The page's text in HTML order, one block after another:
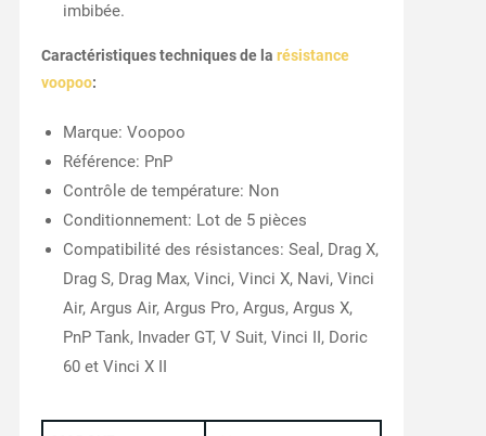
imbibée.
Caractéristiques techniques de la résistance
voopoo:
Marque: Voopoo
Référence: PnP
Contrôle de température: Non
Conditionnement: Lot de 5 pièces
Compatibilité des résistances: Seal, Drag X,
Drag S, Drag Max, Vinci, Vinci X, Navi, Vinci
Air, Argus Air, Argus Pro, Argus, Argus X,
PnP Tank, Invader GT, V Suit, Vinci II, Doric
60 et Vinci X II